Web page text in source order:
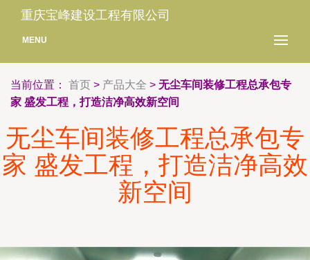
重庆宝峰建设工程有限公司
MENU
当前位置： 首页 > 产品大全 > 无尘车间装修工程总承包专
家 盛发工程，打造洁净高效新空间
无尘车间装修工程总承包专
家 盛发工程，打造洁净高效
新空间